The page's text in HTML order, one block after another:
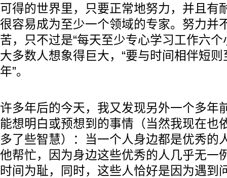
可得的世界里，只要正常地努力，并且有
很容易成为至少一个领域的专家。努力并
苦，只不过是“每天至少专心学习工作六个
大多数人想象得巨大，“要与时间相伴短
年”。
许多年后的今天，我又发现另外一个多年
能想明白或预想到的事情（当然我现在也
多了些智慧）：当一个人身边都是优秀的
他帮忙，因为身边这些优秀的人几乎无一
时间为耻，同时，这些人恰好是因为遇到